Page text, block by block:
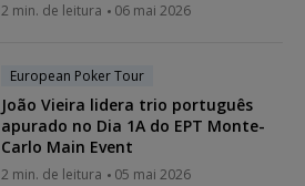
2 min. de leitura 06 mai 2026
European Poker Tour
João Vieira lidera trio português
apurado no Dia 1A do EPT Monte-
Carlo Main Event
2 min. de leitura 05 mai 2026